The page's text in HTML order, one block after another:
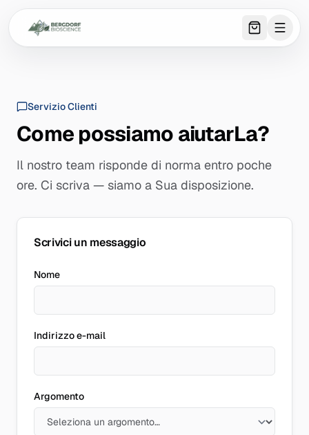
0 item
Servizio Clienti
Come possiamo aiutarLa?
Il nostro team risponde di norma entro poche
ore. Ci scriva — siamo a Sua disposizione.
Scrivici un messaggio
Nome
Indirizzo e-mail
Argomento